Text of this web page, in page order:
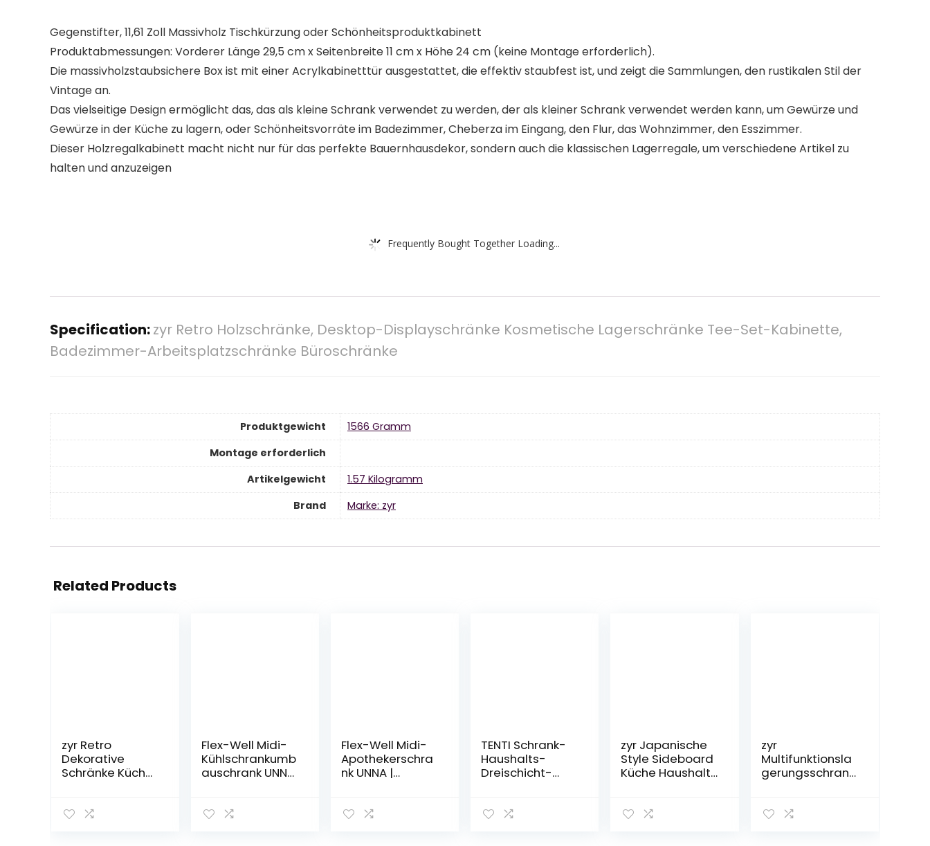
Gegenstifter, 11,61 Zoll Massivholz Tischkürzung oder Schönheitsproduktkabinett
Produktabmessungen: Vorderer Länge 29,5 cm x Seitenbreite 11 cm x Höhe 24 cm (keine Montage erforderlich).
Die massivholzstaubsichere Box ist mit einer Acrylkabinetttür ausgestattet, die effektiv staubfest ist, und zeigt die Sammlungen, den rustikalen Stil der
Vintage an.
Das vielseitige Design ermöglicht das, das als kleine Schrank verwendet zu werden, der als kleiner Schrank verwendet werden kann, um Gewürze und
Gewürze in der Küche zu lagern, oder Schönheitsvorräte im Badezimmer, Cheberza im Eingang, den Flur, das Wohnzimmer, den Esszimmer.
Dieser Holzregalkabinett macht nicht nur für das perfekte Bauernhausdekor, sondern auch die klassischen Lagerregale, um verschiedene Artikel zu
halten und anzuzeigen
Frequently Bought Together Loading...
Specification:zyr Retro Holzschränke, Desktop-Displayschränke Kosmetische Lagerschränke Tee-Set-Kabinette,
Badezimmer-Arbeitsplatzschränke Büroschränke
Produktgewicht
‎1566 Gramm
Montage erforderlich
Artikelgewicht
‎1.57 Kilogramm
Brand
Marke: zyr
Related Products
zyr Retro
Dekorative
Schränke Küche
Desktop
Flex-Well Midi-
Kühlschrankumb
auschrank UNNA
2-türig | Breite
Flex-Well Midi-
Apothekerschra
nk UNNA |
4 Schubkästen |
TENTI Schrank-
Haushalts-
Dreischicht-
Küchen-
zyr Japanische
Style Sideboard
Küche Haushalt
Pantry Lagerung
zyr
Multifunktionsla
gerungsschrank
Kabinett Kleine